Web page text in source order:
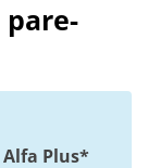
Alfa Plus*